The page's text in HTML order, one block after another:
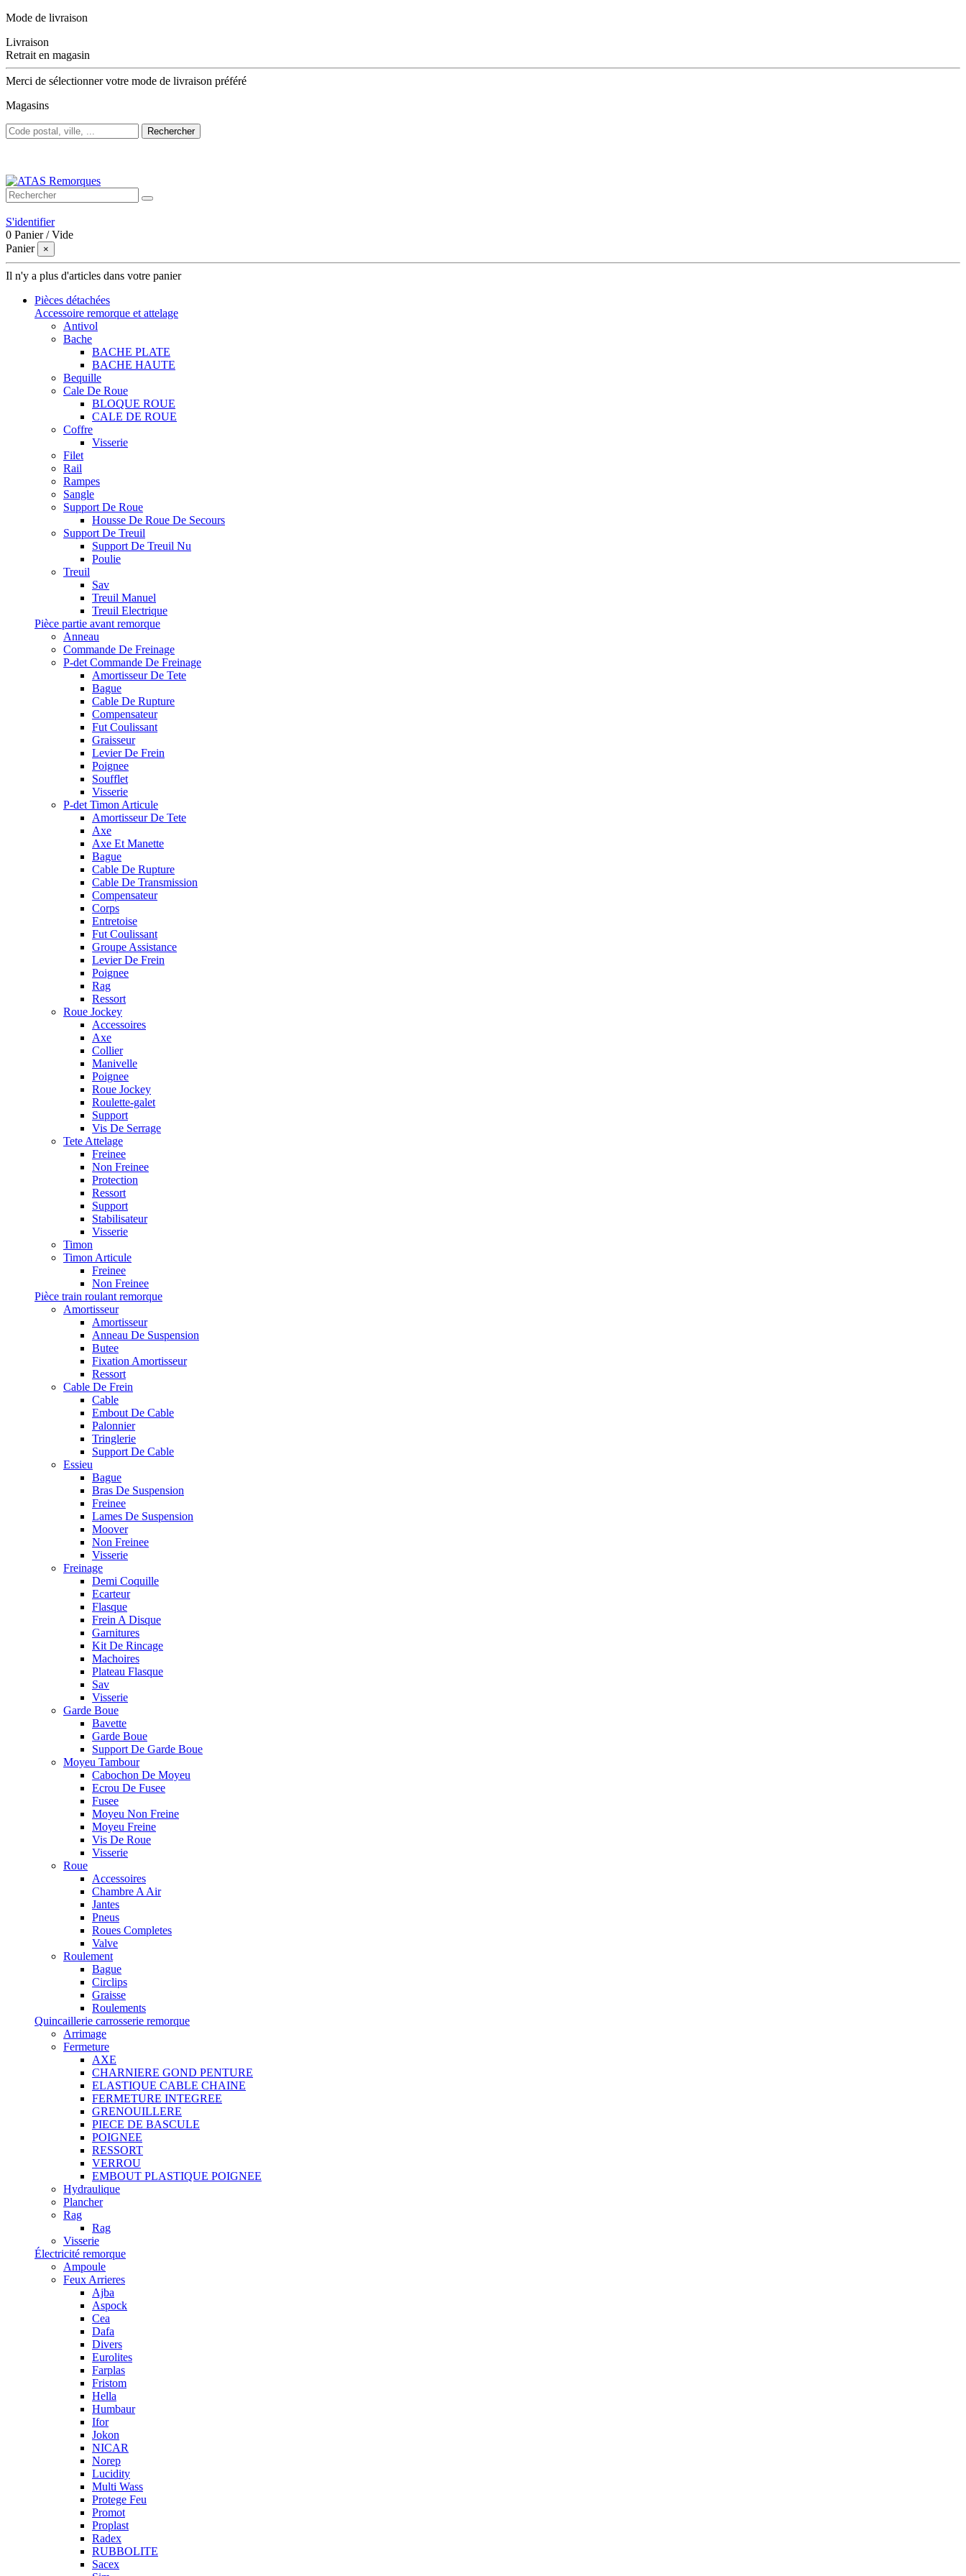
Mode de livraison
Livraison
Retrait en magasin
Merci de sélectionner votre mode de livraison préféré
Magasins
Rechercher
S'identifier
0 Panier /Vide
Panier
×
Il n'y a plus d'articles dans votre panier
Pièces détachées
Accessoire remorque et attelage
Antivol
Bache
BACHE PLATE
BACHE HAUTE
Bequille
Cale De Roue
BLOQUE ROUE
CALE DE ROUE
Coffre
Visserie
Filet
Rail
Rampes
Sangle
Support De Roue
Housse De Roue De Secours
Support De Treuil
Support De Treuil Nu
Poulie
Treuil
Sav
Treuil Manuel
Treuil Electrique
Pièce partie avant remorque
Anneau
Commande De Freinage
P-det Commande De Freinage
Amortisseur De Tete
Bague
Cable De Rupture
Compensateur
Fut Coulissant
Graisseur
Levier De Frein
Poignee
Soufflet
Visserie
P-det Timon Articule
Amortisseur De Tete
Axe
Axe Et Manette
Bague
Cable De Rupture
Cable De Transmission
Compensateur
Corps
Entretoise
Fut Coulissant
Groupe Assistance
Levier De Frein
Poignee
Rag
Ressort
Roue Jockey
Accessoires
Axe
Collier
Manivelle
Poignee
Roue Jockey
Roulette-galet
Support
Vis De Serrage
Tete Attelage
Freinee
Non Freinee
Protection
Ressort
Support
Stabilisateur
Visserie
Timon
Timon Articule
Freinee
Non Freinee
Pièce train roulant remorque
Amortisseur
Amortisseur
Anneau De Suspension
Butee
Fixation Amortisseur
Ressort
Cable De Frein
Cable
Embout De Cable
Palonnier
Tringlerie
Support De Cable
Essieu
Bague
Bras De Suspension
Freinee
Lames De Suspension
Moover
Non Freinee
Visserie
Freinage
Demi Coquille
Ecarteur
Flasque
Frein A Disque
Garnitures
Kit De Rincage
Machoires
Plateau Flasque
Sav
Visserie
Garde Boue
Bavette
Garde Boue
Support De Garde Boue
Moyeu Tambour
Cabochon De Moyeu
Ecrou De Fusee
Fusee
Moyeu Non Freine
Moyeu Freine
Vis De Roue
Visserie
Roue
Accessoires
Chambre A Air
Jantes
Pneus
Roues Completes
Valve
Roulement
Bague
Circlips
Graisse
Roulements
Quincaillerie carrosserie remorque
Arrimage
Fermeture
AXE
CHARNIERE GOND PENTURE
ELASTIQUE CABLE CHAINE
FERMETURE INTEGREE
GRENOUILLERE
PIECE DE BASCULE
POIGNEE
RESSORT
VERROU
EMBOUT PLASTIQUE POIGNEE
Hydraulique
Plancher
Rag
Rag
Visserie
Électricité remorque
Ampoule
Feux Arrieres
Ajba
Aspock
Cea
Dafa
Divers
Eurolites
Farplas
Fristom
Hella
Humbaur
Ifor
Jokon
NICAR
Norep
Lucidity
Multi Wass
Protege Feu
Promot
Proplast
Radex
RUBBOLITE
Sacex